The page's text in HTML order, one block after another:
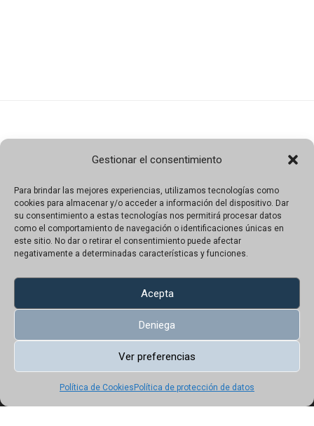
Gestionar el consentimiento
Para brindar las mejores experiencias, utilizamos tecnologías como
cookies para almacenar y/o acceder a información del dispositivo. Dar
su consentimiento a estas tecnologías nos permitirá procesar datos
como el comportamiento de navegación o identificaciones únicas en
este sitio. No dar o retirar el consentimiento puede afectar
negativamente a determinadas características y funciones.
Acepta
Deniega
Ver preferencias
Política de Cookies Política de protección de datos
Sobre nosotros
Aviso legal
Política de protección de datos
Política de Cookies
Copyright © 2023 UN!K | Todos los productos tienen precio con IVA